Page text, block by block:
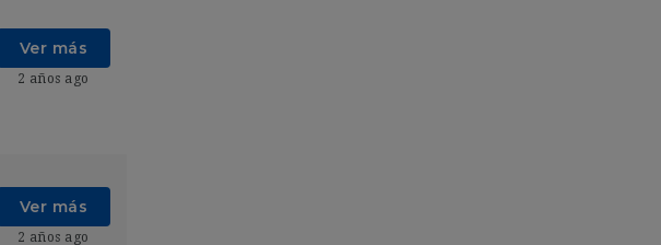
Ver más
2 años ago
Ver más
2 años ago